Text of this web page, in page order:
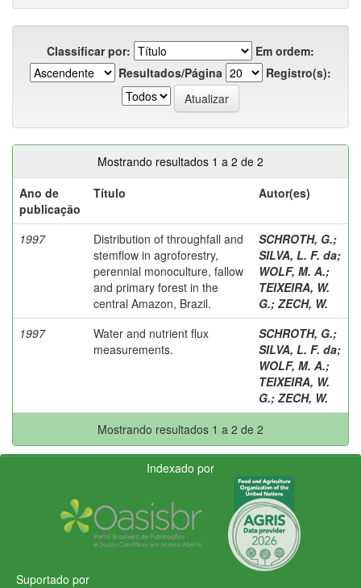
Classificar por:
Em ordem:
Resultados/Página
Registro(s):
Mostrando resultados 1 a 2 de 2
Ano de
publicação
Título Autor(es)
1997
Distribution of throughfall and
stemflow in agroforestry,
perennial monoculture, fallow
and primary forest in the
central Amazon, Brazil.
SCHROTH, G.;
SILVA, L. F. da;
WOLF, M. A.;
TEIXEIRA, W.
G.; ZECH, W.
1997
Water and nutrient flux
measurements.
SCHROTH, G.;
SILVA, L. F. da;
WOLF, M. A.;
TEIXEIRA, W.
G.; ZECH, W.
Mostrando resultados 1 a 2 de 2
Indexado por
Suportado por